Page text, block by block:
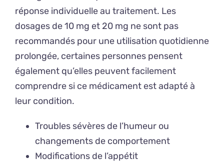
réponse individuelle au traitement. Les
dosages de 10 mg et 20 mg ne sont pas
recommandés pour une utilisation quotidienne
prolongée, certaines personnes pensent
également qu’elles peuvent facilement
comprendre si ce médicament est adapté à
leur condition.
Troubles sévères de l’humeur ou
changements de comportement
Modifications de l’appétit